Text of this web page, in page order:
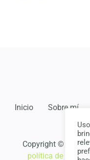
Inicio Sobre mí
Copyright © Julián
política de